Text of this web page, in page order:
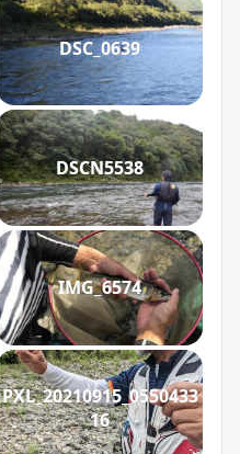
DSC_0639
DSCN5538
IMG_6574
PXL_20210915_0550433
16